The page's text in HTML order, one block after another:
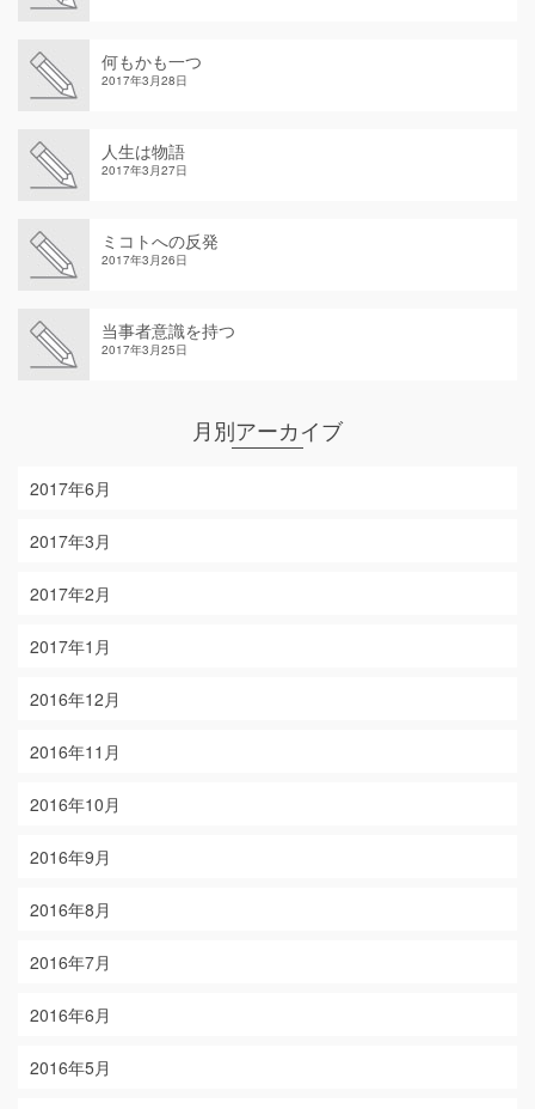
何もかも一つ
2017年3月28日
人生は物語
2017年3月27日
ミコトへの反発
2017年3月26日
当事者意識を持つ
2017年3月25日
月別アーカイブ
2017年6月
2017年3月
2017年2月
2017年1月
2016年12月
2016年11月
2016年10月
2016年9月
2016年8月
2016年7月
2016年6月
2016年5月